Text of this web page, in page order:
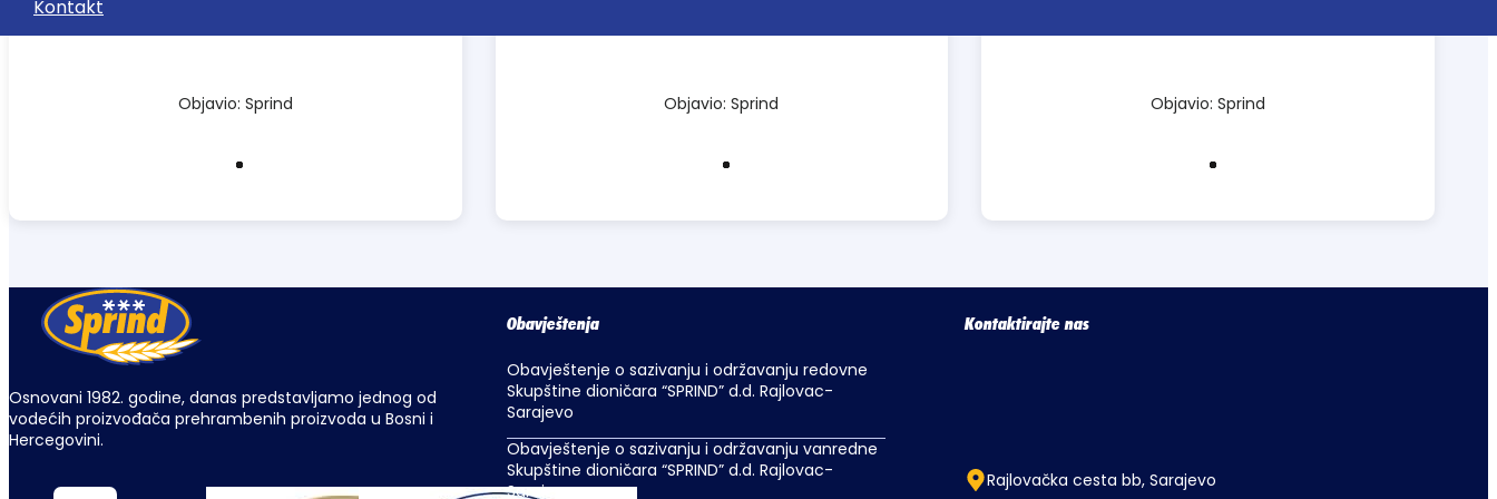
Kontakt
Objavio: Sprind Objavio: Sprind Objavio: Sprind
Osnovani 1982. godine, danas predstavljamo jednog od
vodećih proizvođača prehrambenih proizvoda u Bosni i
Hercegovini.
Obavještenja
Obavještenje o sazivanju i održavanju redovne
Skupštine dioničara “SPRIND” d.d. Rajlovac-
Sarajevo
Obavještenje o sazivanju i održavanju vanredne
Skupštine dioničara “SPRIND” d.d. Rajlovac-
Sarajevo
Kontaktirajte nas
Rajlovačka cesta bb, Sarajevo